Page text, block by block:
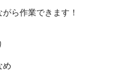
ら作業できます！
め